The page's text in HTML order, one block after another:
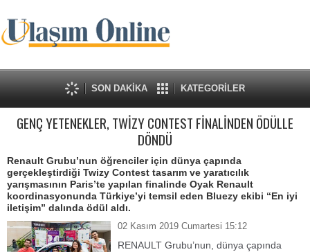
SON DAKİKA KATEGORİLER
GENÇ YETENEKLER, TWİZY CONTEST FİNALİNDEN ÖDÜLLE
DÖNDÜ
Renault Grubu’nun öğrenciler için dünya çapında
gerçekleştirdiği Twizy Contest tasarım ve yaratıcılık
yarışmasının Paris’te yapılan finalinde Oyak Renault
koordinasyonunda Türkiye’yi temsil eden Bluezy ekibi “En iyi
iletişim” dalında ödül aldı.
02 Kasım 2019 Cumartesi 15:12
RENAULT Grubu’nun, dünya çapında